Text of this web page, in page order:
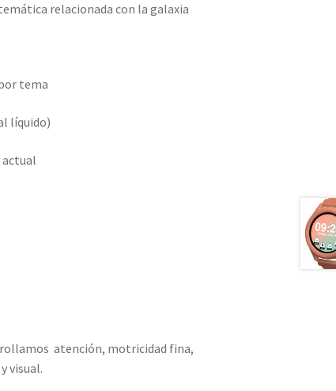
relacionada con la galaxia
tema
líquido)
actual
atención, motricidad fina,
visual.